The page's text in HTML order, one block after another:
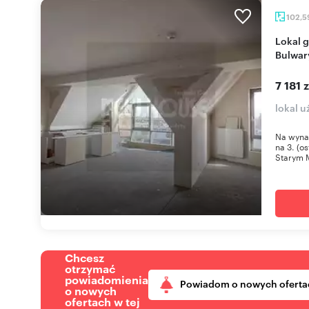
Lokal gastronomiczny z widokiem na Odrę i
7 181
lokal
Na
na 3.
Starym
Chcesz
otrzymać
powiadomienia
o nowych
ofertach w tej
Powiadom o nowych